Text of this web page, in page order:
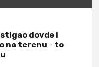
dovde i
na terenu – to